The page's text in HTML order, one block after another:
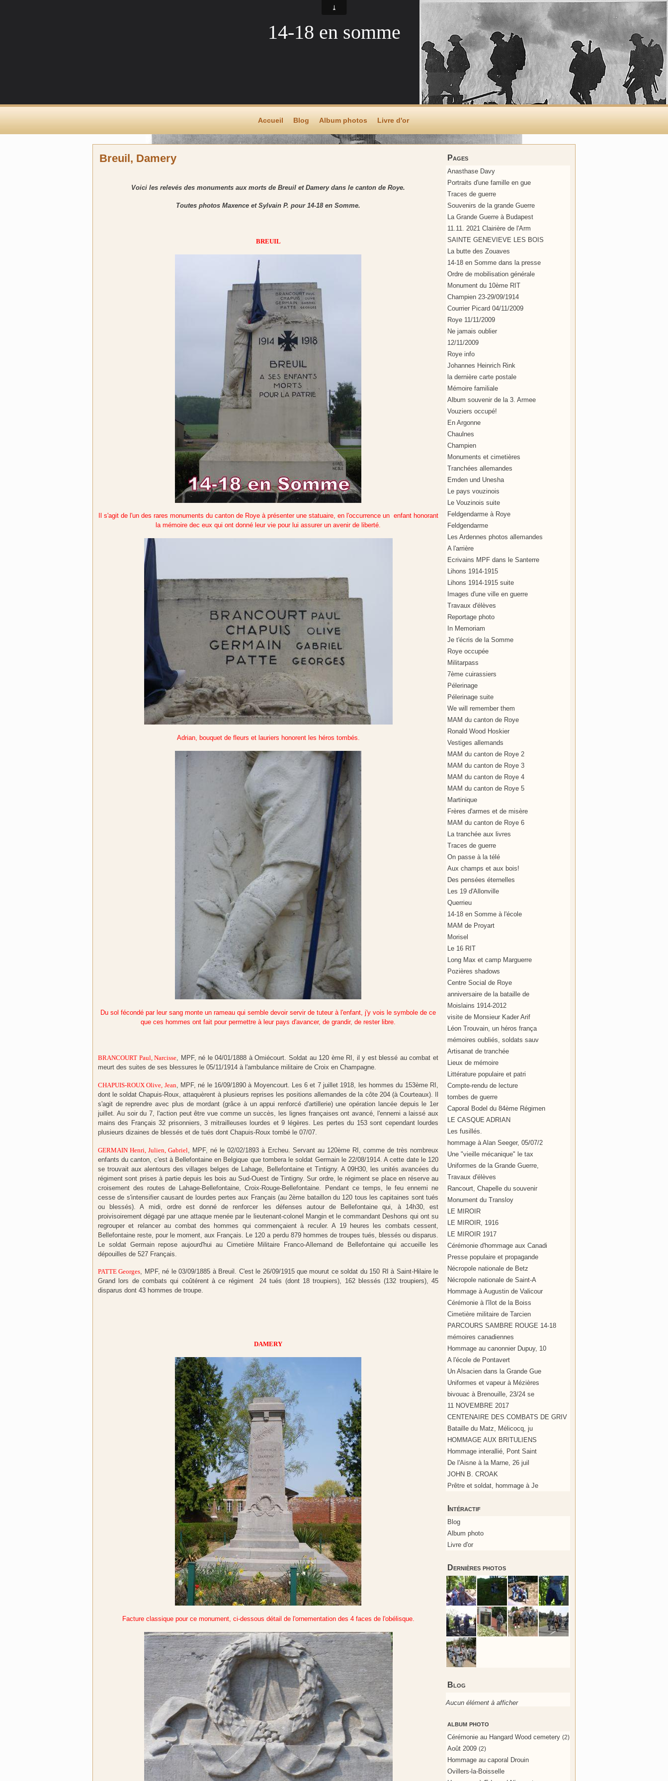
14-18 en somme
Accueil Blog Album photos Livre d'or
Pages
Anasthase Davy
Portraits d'une famille en gue
Traces de guerre
Souvenirs de la grande Guerre
La Grande Guerre à Budapest
11.11. 2021 Clairière de l'Arm
SAINTE GENEVIEVE LES BOIS
La butte des Zouaves
14-18 en Somme dans la presse
Ordre de mobilisation générale
Monument du 10ème RIT
Champien 23-29/09/1914
Courrier Picard 04/11/2009
Roye 11/11/2009
Ne jamais oublier
12/11/2009
Roye info
Johannes Heinrich Rink
la dernière carte postale
Mémoire familiale
Album souvenir de la 3. Armee
Vouziers occupé!
En Argonne
Chaulnes
Champien
Monuments et cimetières
Tranchées allemandes
Emden und Unesha
Le pays vouzinois
Le Vouzinois suite
Feldgendarme à Roye
Feldgendarme
Les Ardennes photos allemandes
A l'arrière
Ecrivains MPF dans le Santerre
Lihons 1914-1915
Lihons 1914-1915 suite
Images d'une ville en guerre
Travaux d'élèves
Reportage photo
In Memoriam
Je t'écris de la Somme
Roye occupée
Militarpass
7ème cuirassiers
Pélerinage
Pélerinage suite
We will remember them
MAM du canton de Roye
Ronald Wood Hoskier
Vestiges allemands
MAM du canton de Roye 2
MAM du canton de Roye 3
MAM du canton de Roye 4
MAM du canton de Roye 5
Martinique
Frères d'armes et de misère
MAM du canton de Roye 6
La tranchée aux livres
Traces de guerre
On passe à la télé
Aux champs et aux bois!
Des pensées éternelles
Les 19 d'Allonville
Querrieu
14-18 en Somme à l'école
MAM de Proyart
Morisel
Le 16 RIT
Long Max et camp Marguerre
Pozières shadows
Centre Social de Roye
anniversaire de la bataille de
Moislains 1914-2012
visite de Monsieur Kader Arif
Léon Trouvain, un héros frança
mémoires oubliés, soldats sauv
Artisanat de tranchée
Lieux de mémoire
Littérature populaire et patri
Compte-rendu de lecture
tombes de guerre
Caporal Bodel du 84ème Régimen
LE CASQUE ADRIAN
Les fusillés.
hommage à Alan Seeger, 05/07/2
Une "vieille mécanique" le tax
Uniformes de la Grande Guerre,
Travaux d'élèves
Rancourt, Chapelle du souvenir
Monument du Transloy
LE MIROIR
LE MIROIR, 1916
LE MIROIR 1917
Cérémonie d'hommage aux Canadi
Presse populaire et propagande
Nécropole nationale de Betz
Nécropole nationale de Saint-A
Hommage à Augustin de Valicour
Cérémonie à l'îlot de la Boiss
Cimetière militaire de Tarcien
PARCOURS SAMBRE ROUGE 14-18
mémoires canadiennes
Hommage au canonnier Dupuy, 10
A l'école de Pontavert
Un Alsacien dans la Grande Gue
Uniformes et vapeur à Mézières
bivouac à Brenouille, 23/24 se
11 NOVEMBRE 2017
CENTENAIRE DES COMBATS DE GRIV
Bataille du Matz, Mélicocq, ju
HOMMAGE AUX BRITULIENS
Hommage interallié, Pont Saint
De l'Aisne à la Marne, 26 juil
JOHN B. CROAK
Prêtre et soldat, hommage à Je
Intéractif
Blog
Album photo
Livre d'or
Dernières photos
Blog
Aucun élément à afficher
album photo
Cérémonie au Hangard Wood cemetery (2)
Août 2009 (2)
Hommage au caporal Drouin
Ovillers-la-Boisselle
Breuil, Damery
Voici les relevés des monuments aux morts de Breuil et Damery dans le canton de Roye.
Toutes photos Maxence et Sylvain P. pour 14-18 en Somme.
BREUIL
Il s'agit de l'un des rares monuments du canton de Roye à présenter une statuaire, en l'occurrence un enfant honorant
la mémoire dec eux qui ont donné leur vie pour lui assurer un avenir de liberté.
Adrian, bouquet de fleurs et lauriers honorent les héros tombés.
Du sol fécondé par leur sang monte un rameau qui semble devoir servir de tuteur à l'enfant, j'y vois le symbole de ce
que ces hommes ont fait pour permettre à leur pays d'avancer, de grandir, de rester libre.
BRANCOURT Paul, Narcisse , MPF, né le 04/01/1888 à Omiécourt. Soldat au 120 ème RI, il y est blessé au combat et
meurt des suites de ses blessures le 05/11/1914 à l'ambulance militaire de Croix en Champagne.
CHAPUIS-ROUX Olive, Jean , MPF, né le 16/09/1890 à Moyencourt. Les 6 et 7 juillet 1918, les hommes du 153ème RI,
dont le soldat Chapuis-Roux, attaquèrent à plusieurs reprises les positions allemandes de la côte 204 (à Courteaux). Il
s'agit de reprendre avec plus de mordant (grâce à un appui renforcé d'artillerie) une opération lancée depuis le 1er
juillet. Au soir du 7, l'action peut être vue comme un succès, les lignes françaises ont avancé, l'ennemi a laissé aux
mains des Français 32 prisonniers, 3 mitrailleuses lourdes et 9 légères. Les pertes du 153 sont cependant lourdes
plusieurs dizaines de blessés et de tués dont Chapuis-Roux tombé le 07/07.
GERMAIN Henri, Julien, Gabriel , MPF, né le 02/02/1893 à Ercheu. Servant au 120ème RI, comme de très nombreux
enfants du canton, c'est à Bellefontaine en Belgique que tombera le soldat Germain le 22/08/1914. A cette date le 120
se trouvait aux alentours des villages belges de Lahage, Bellefontaine et Tintigny. A 09H30, les unités avancées du
régiment sont prises à partie depuis les bois au Sud-Ouest de Tintigny. Sur ordre, le régiment se place en réserve au
croisement des routes de Lahage-Bellefontaine, Croix-Rouge-Bellefontaine. Pendant ce temps, le feu ennemi ne
cesse de s'intensifier causant de lourdes pertes aux Français (au 2ème bataillon du 120 tous les capitaines sont tués
ou blessés). A midi, ordre est donné de renforcer les défenses autour de Bellefontaine qui, à 14h30, est
proivisoirement dégagé par une attaque menée par le lieutenant-colonel Mangin et le commandant Deshons qui ont su
regrouper et relancer au combat des hommes qui commençaient à reculer. A 19 heures les combats cessent,
Bellefontaine reste, pour le moment, aux Français. Le 120 a perdu 879 hommes de troupes tués, blessés ou disparus.
Le soldat Germain repose aujourd'hui au Cimetière Militaire Franco-Allemand de Bellefontaine qui accueille les
dépouilles de 527 Français.
PATTE Georges, MPF, né le 03/09/1885 à Breuil. C'est le 26/09/1915 que mourut ce soldat du 150 RI à Saint-Hilaire le
Grand lors de combats qui coûtérent à ce régiment 24 tués (dont 18 troupiers), 162 blessés (132 troupiers), 45
disparus dont 43 hommes de troupe.
DAMERY
Facture classique pour ce monument, ci-dessous détail de l'ornementation des 4 faces de l'obélisque.